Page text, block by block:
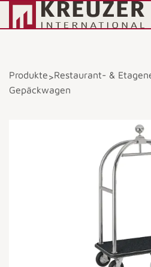
Produkte>Restaurant- &
Gepäckwagen